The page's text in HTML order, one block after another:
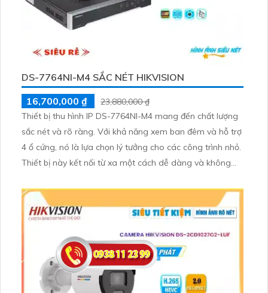
DS-7764NI-M4 SẮC NÉT HIKVISION
16,700,000 ₫
23,880,000 ₫
Thiết bị thu hình IP DS-7764NI-M4 mang đến chất lượng
sắc nét và rõ ràng. Với khả năng xem ban đêm và hỗ trợ
4 ổ cứng, nó là lựa chọn lý tưởng cho các công trình nhỏ.
Thiết bị này kết nối từ xa một cách dễ dàng và không
tiên tiến. Với 64 kênh, nó cung cấp sự thuận tiện và hiệu
quả cho các công trình và hệ thống an ninh